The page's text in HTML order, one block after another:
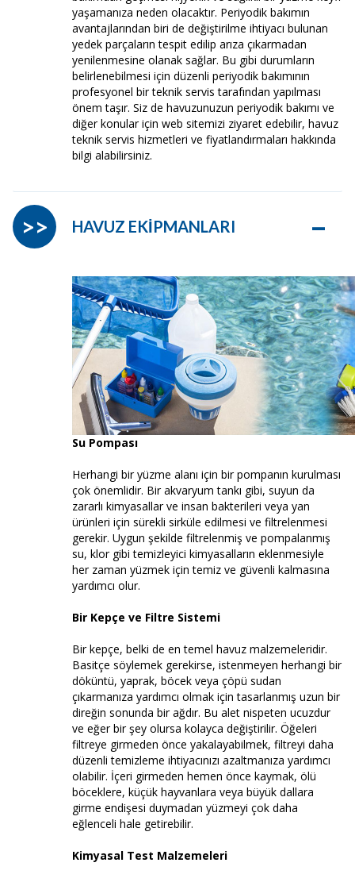
yaşamanıza neden olacaktır. Periyodik bakımın
avantajlarından biri de değiştirilme ihtiyacı bulunan
yedek parçaların tespit edilip arıza çıkarmadan
yenilenmesine olanak sağlar. Bu gibi durumların
belirlenebilmesi için düzenli periyodik bakımının
profesyonel bir teknik servis tarafından yapılması
önem taşır. Siz de havuzunuzun periyodik bakımı ve
diğer konular için web sitemizi ziyaret edebilir, havuz
teknik servis hizmetleri ve fiyatlandırmaları hakkında
bilgi alabilirsiniz.
HAVUZ EKİPMANLARI –
>>
Su Pompası
Herhangi bir yüzme alanı için bir pompanın kurulması
çok önemlidir. Bir akvaryum tankı gibi, suyun da
zararlı kimyasallar ve insan bakterileri veya yan
ürünleri için sürekli sirküle edilmesi ve filtrelenmesi
gerekir. Uygun şekilde filtrelenmiş ve pompalanmış
su, klor gibi temizleyici kimyasalların eklenmesiyle
her zaman yüzmek için temiz ve güvenli kalmasına
yardımcı olur.
Bir Kepçe ve Filtre Sistemi
Bir kepçe, belki de en temel havuz malzemeleridir.
Basitçe söylemek gerekirse, istenmeyen herhangi bir
döküntü, yaprak, böcek veya çöpü sudan
çıkarmanıza yardımcı olmak için tasarlanmış uzun bir
direğin sonunda bir ağdır. Bu alet nispeten ucuzdur
ve eğer bir şey olursa kolayca değiştirilir. Öğeleri
filtreye girmeden önce yakalayabilmek, filtreyi daha
düzenli temizleme ihtiyacınızı azaltmanıza yardımcı
olabilir. İçeri girmeden hemen önce kaymak, ölü
böceklere, küçük hayvanlara veya büyük dallara
girme endişesi duymadan yüzmeyi çok daha
eğlenceli hale getirebilir.
Kimyasal Test Malzemeleri